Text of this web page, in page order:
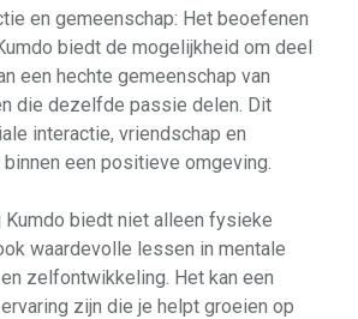
en gemeenschap: Het beoefenen
biedt de mogelijkheid om deel
een hechte gemeenschap van
die dezelfde passie delen. Dit
interactie, vriendschap en
een positieve omgeving.
Kumdo biedt niet alleen fysieke
waardevolle lessen in mentale
zelfontwikkeling. Het kan een
zijn die je helpt groeien op